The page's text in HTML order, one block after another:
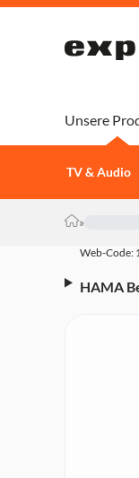
Unsere
TV & Audio
»
Web-Code:
HAMA